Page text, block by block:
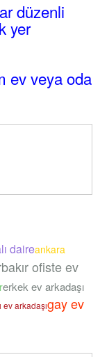
düzenli
yer
ev veya oda
daireankara
ofiste ev
erkek ev arkadaşı
ev arkadaşıgay ev